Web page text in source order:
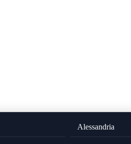
Alessandria